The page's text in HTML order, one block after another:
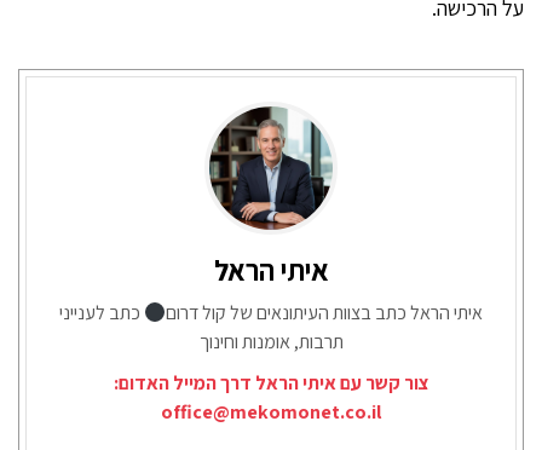
על הרכישה.
איתי הראל
איתי הראל כתב בצוות העיתונאים של קול דרום
כתב לענייני
תרבות, אומנות וחינוך
צור קשר עם איתי הראל דרך המייל האדום:
office@mekomonet.co.il